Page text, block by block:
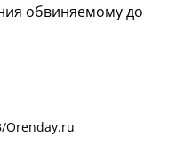
обвиняемому до
Orenday.ru